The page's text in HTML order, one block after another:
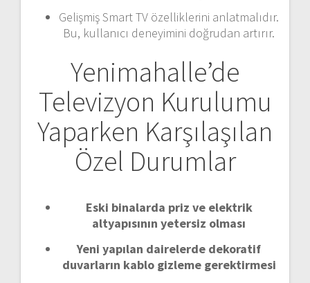
Gelişmiş Smart TV özelliklerini anlatmalıdır.
Bu, kullanıcı deneyimini doğrudan artırır.
Yenimahalle’de
Televizyon Kurulumu
Yaparken Karşılaşılan
Özel Durumlar
Eski binalarda priz ve elektrik
altyapısının yetersiz olması
Yeni yapılan dairelerde dekoratif
duvarların kablo gizleme gerektirmesi